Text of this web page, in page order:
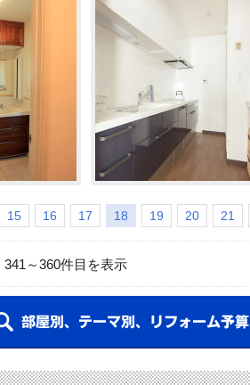
15 16 17 18 19 20 21
341 ～360件目を表示